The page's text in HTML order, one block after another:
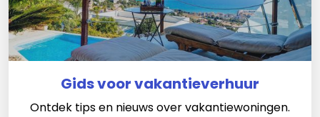
Gids voor vakantieverhuur
Ontdek tips en nieuws over vakantiewoningen.